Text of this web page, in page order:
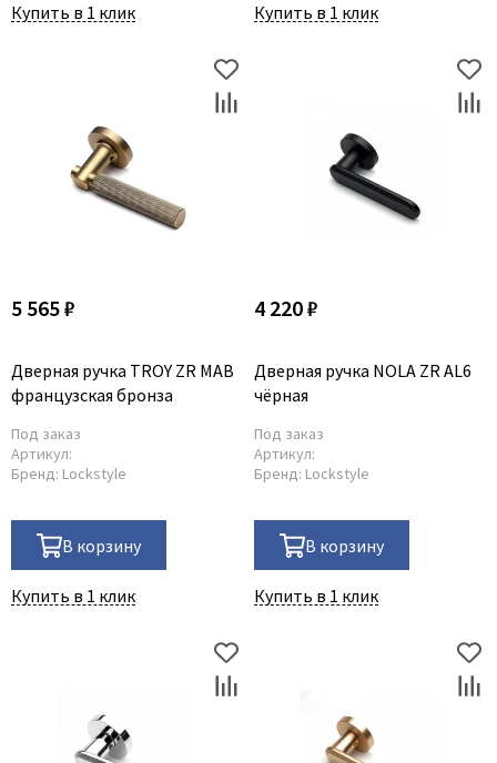
Купить в 1 клик Купить в 1 клик
5 565 ₽
Дверная ручка TROY ZR MAB
французская бронза
Под заказ
Артикул:
Бренд: Lockstyle
В корзину
Купить в 1 клик
4 220 ₽
Дверная ручка NOLA ZR AL6
чёрная
Под заказ
Артикул:
Бренд: Lockstyle
В корзину
Купить в 1 клик